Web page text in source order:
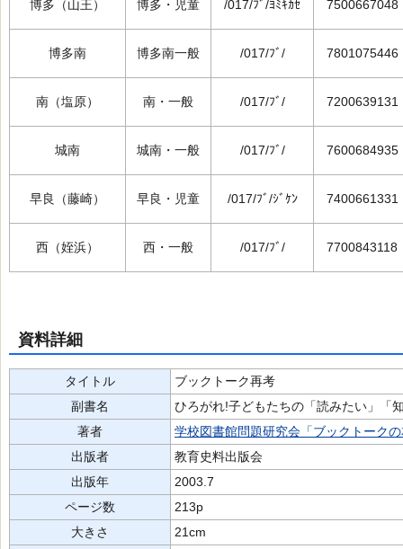
博多（山王） 博多・児童 /017/ﾌﾞ/ﾖﾐｷｶｾ 7500667048
博多南 博多南一般 /017/ﾌﾞ/ 7801075446
南（塩原） 南・一般 /017/ﾌﾞ/ 7200639131
城南 城南・一般 /017/ﾌﾞ/ 7600684935
早良（藤崎） 早良・児童 /017/ﾌﾞ/ｼﾞｹﾝ 7400661331
西（姪浜） 西・一般 /017/ﾌﾞ/ 7700843118
資料詳細
タイトル
ブックトーク再考
副書名
ひろがれ!子どもたちの「読みたい」「
著者
学校図書館問題研究会「ブックトーク
出版者
教育史料出版会
出版年
2003.7
ページ数
213p
大きさ
21cm